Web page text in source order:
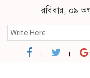
রবিবার, ০৯